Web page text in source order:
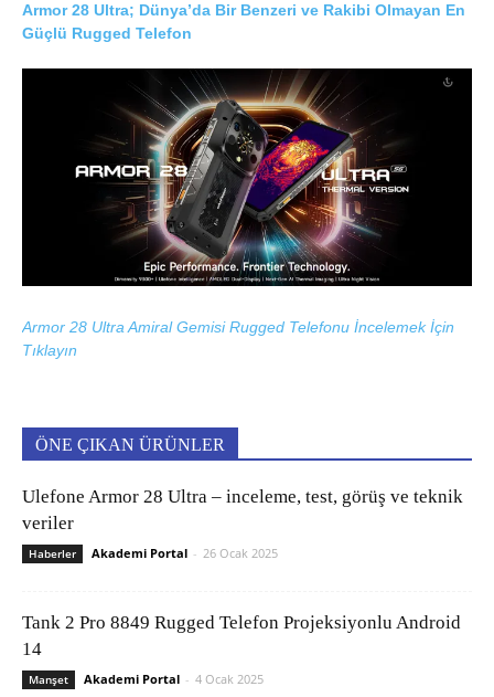
Armor 28 Ultra; Dünya’da Bir Benzeri ve Rakibi Olmayan En
Güçlü Rugged Telefon
Armor 28 Ultra Amiral Gemisi Rugged Telefonu İncelemek İçin
Tıklayın
ÖNE ÇIKAN ÜRÜNLER
Ulefone Armor 28 Ultra – inceleme, test, görüş ve teknik
veriler
Haberler Akademi Portal - 26 Ocak 2025
Tank 2 Pro 8849 Rugged Telefon Projeksiyonlu Android
14
Manşet Akademi Portal - 4 Ocak 2025